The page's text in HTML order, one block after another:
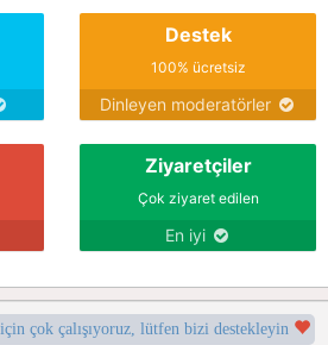
Destek
100% ücretsiz
Dinleyen moderatörler
Ziyaretçiler
Çok ziyaret edilen
En iyi
çok çalışıyoruz, lütfen bizi destekleyin